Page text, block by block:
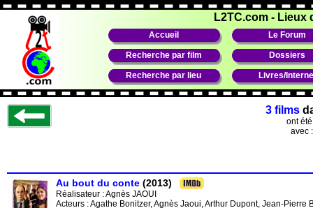
L2TC.com - Lieux
Accueil Le Forum
Recherche par film Dossiers
Recherche par lieu Livres/
3 films
ont
avec
Au bout du conte (2013)
Réalisateur :Agnès JAOUI
Acteurs : Agathe Bonitzer, Agnès Jaoui, Arthur Dupont, Jean-